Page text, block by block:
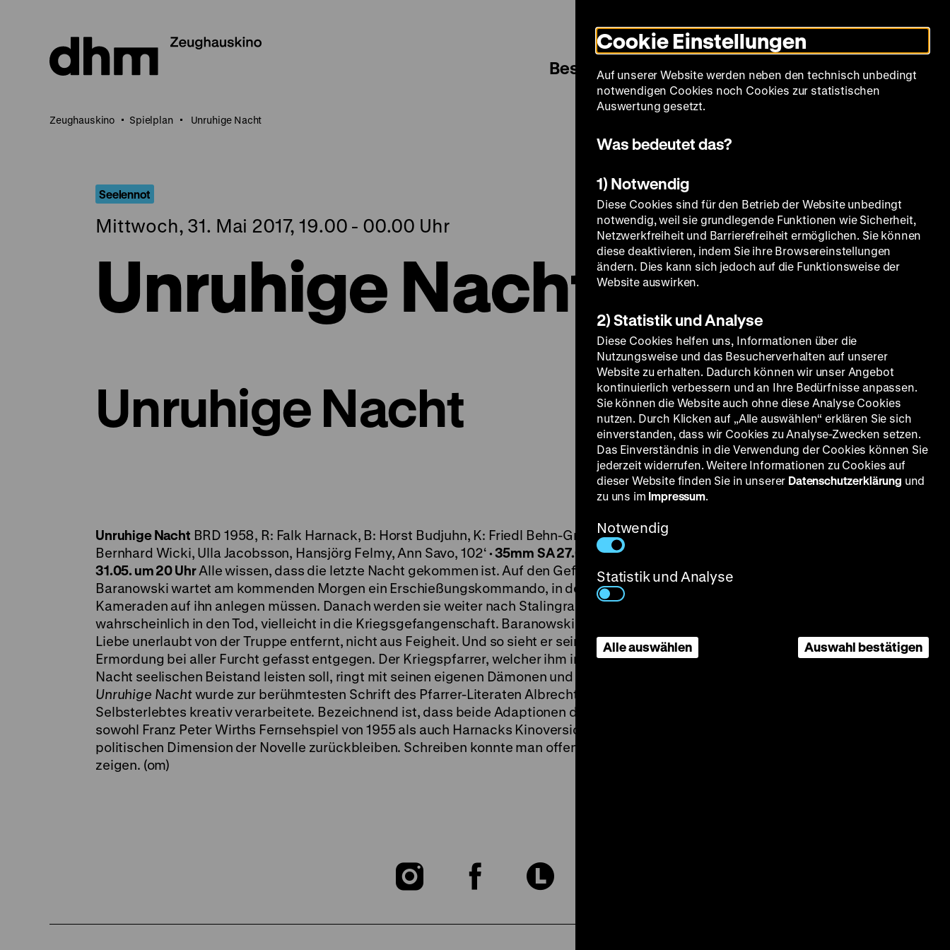
Seiteninhalt
springen
Modus
umschalten
Sprache
Besuch Spielplan Filmreihen Über uns
Zeughauskino Spielplan Unruhige Nacht
Seelennot
Mittwoch, 31. Mai 2017, 19.00 - 00.00 Uhr
Unruhige Nacht
Unruhige Nacht
Unruhige Nacht BRD 1958, R: Falk Harnack, B: Horst Budjuhn, K: Friedl Behn-Grund, D:
Bernhard Wicki, Ulla Jacobsson, Hansjörg Felmy, Ann Savo, 102‘· 35mm SA 27.05. um 21 Uhr + MI
31.05. um 20 UhrAlle wissen, dass die letzte Nacht gekommen ist. Auf den Gefreiten
Baranowski wartet am kommenden Morgen ein Erschießungskommando, in dem die
Kameraden auf ihn anlegen müssen. Danach werden sie weiter nach Stalingrad ziehen,
wahrscheinlich in den Tod, vielleicht in die Kriegsgefangenschaft. Baranowski hatte sich aus
Liebe unerlaubt von der Truppe entfernt, nicht aus Feigheit. Und so sieht er seiner nahen
Ermordung bei aller Furcht gefasst entgegen. Der Kriegspfarrer, welcher ihm in seiner letzten
Nacht seelischen Beistand leisten soll, ringt mit seinen eigenen Dämonen und Zweifeln.
Unruhige Nachtwurde zur berühmtesten Schrift des Pfarrer-Literaten Albrecht Goes, der hier
Selbsterlebtes kreativ verarbeitete. Bezeichnend ist, dass beide Adaptionen des Stoffes,
sowohl Franz Peter Wirths Fernsehspiel von 1955 als auch Harnacks Kinoversion, hinter der
politischen Dimension der Novelle zurückbleiben. Schreiben konnte man offenbar mehr als
zeigen. (om)
Zu
Zu
Zu
Cookie Einstellungen
Auf unserer Website werden neben den technisch unbedingt
notwendigen Cookies noch Cookies zur statistischen
Auswertung gesetzt.
Was bedeutet das?
1) Notwendig
Diese Cookies sind für den Betrieb der Website unbedingt
notwendig, weil sie grundlegende Funktionen wie Sicherheit,
Netzwerkfreiheit und Barrierefreiheit ermöglichen. Sie können
diese deaktivieren, indem Sie ihre Browsereinstellungen
ändern. Dies kann sich jedoch auf die Funktionsweise der
Website auswirken.
2) Statistik und Analyse
Diese Cookies helfen uns, Informationen über die
Nutzungsweise und das Besucherverhalten auf unserer
Website zu erhalten. Dadurch können wir unser Angebot
kontinuierlich verbessern und an Ihre Bedürfnisse anpassen.
Sie können die Website auch ohne diese Analyse Cookies
nutzen. Durch Klicken auf „Alle auswählen“ erklären Sie sich
einverstanden, dass wir Cookies zu Analyse-Zwecken setzen.
Das Einverständnis in die Verwendung der Cookies können Sie
jederzeit widerrufen. Weitere Informationen zu Cookies auf
dieser Website finden Sie in unserer Datenschutzerklärung und
zu uns im Impressum.
Notwendig
Statistik und Analyse
Alle auswählen Auswahl bestätigen